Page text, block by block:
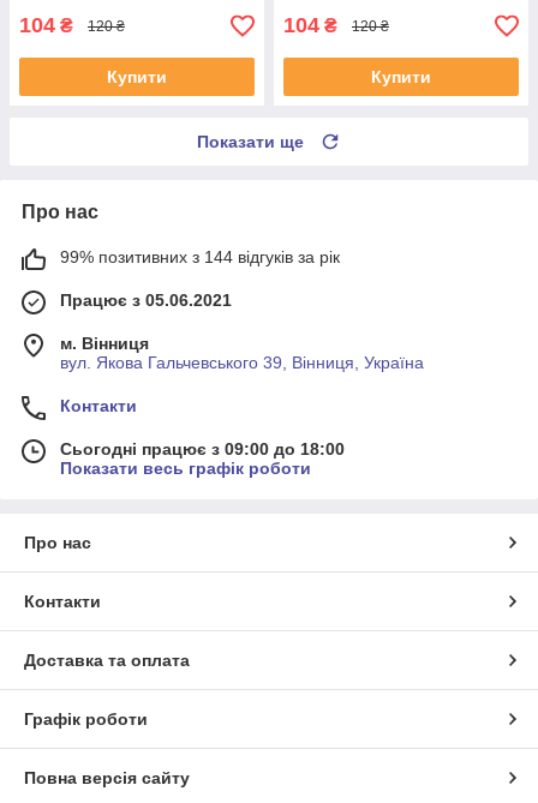
104 ₴ 120 ₴
Купити
104 ₴ 120 ₴
Купити
Показати ще
Про нас
99% позитивних з 144 відгуків за рік
Працює з 05.06.2021
м. Вінниця
вул. Якова Гальчевського 39, Вінниця, Україна
Контакти
Сьогодні працює з 09:00 до 18:00
Показати весь графік роботи
Про нас
Контакти
Доставка та оплата
Графік роботи
Повна версія сайту